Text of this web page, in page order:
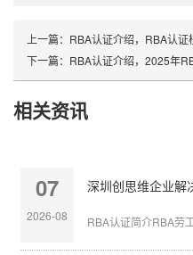
上一篇： RBA认证介绍，RBA认
下一篇： RBA认证介绍，2025年
相关资讯
07
2026-08 RBA认证简介RBA劳